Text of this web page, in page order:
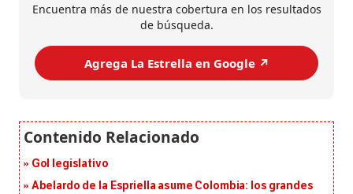
Encuentra más de nuestra cobertura en los resultados
de búsqueda.
Agrega La Estrella en Google ↗️
Gol legislativo
Abelardo de la Espriella asume Colombia: los grandes